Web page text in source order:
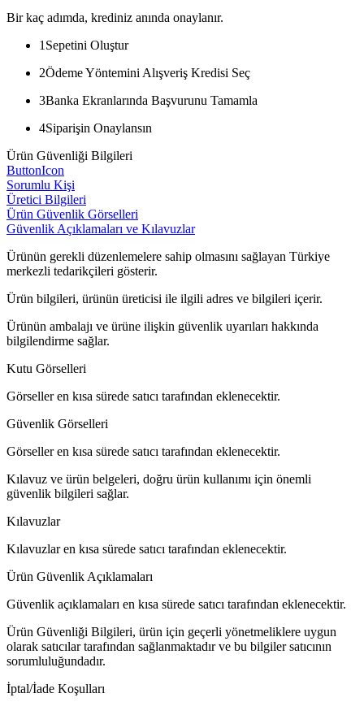
Bir kaç adımda, krediniz anında onaylanır.
1 Sepetini Oluştur
2Ödeme Yöntemini Alışveriş Kredisi Seç
3Banka Ekranlarında Başvurunu Tamamla
4Siparişin Onaylansın
Ürün Güvenliği Bilgileri
ButtonIcon
Sorumlu Kişi
Üretici Bilgileri
Ürün Güvenlik Görselleri
Güvenlik Açıklamaları ve Kılavuzlar
Ürünün gerekli düzenlemelere sahip olmasını sağlayan Türkiye
merkezli tedarikçileri gösterir.
Ürün bilgileri, ürünün üreticisi ile ilgili adres ve bilgileri içerir.
Ürünün ambalajı ve ürüne ilişkin güvenlik uyarıları hakkında
bilgilendirme sağlar.
Kutu Görselleri
Görseller en kısa sürede satıcı tarafından eklenecektir.
Güvenlik Görselleri
Görseller en kısa sürede satıcı tarafından eklenecektir.
Kılavuz ve ürün belgeleri, doğru ürün kullanımı için önemli
güvenlik bilgileri sağlar.
Kılavuzlar
Kılavuzlar en kısa sürede satıcı tarafından eklenecektir.
Ürün Güvenlik Açıklamaları
Güvenlik açıklamaları en kısa sürede satıcı tarafından eklenecektir.
Ürün Güvenliği Bilgileri, ürün için geçerli yönetmeliklere uygun
olarak satıcılar tarafından sağlanmaktadır ve bu bilgiler satıcının
sorumluluğundadır.
İptal/İade Koşulları